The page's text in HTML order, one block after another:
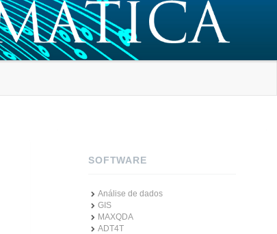
SOFTWARE
Análise de dados
GIS
MAXQDA
ADT4T